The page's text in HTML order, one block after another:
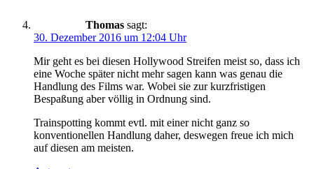
Thomas sagt:
30. Dezember 2016 um 12:04 Uhr
Mir geht es bei diesen Hollywood Streifen meist so, dass ich
eine Woche später nicht mehr sagen kann was genau die
Handlung des Films war. Wobei sie zur kurzfristigen
Bespaßung aber völlig in Ordnung sind.
Trainspotting kommt evtl. mit einer nicht ganz so
konventionellen Handlung daher, deswegen freue ich mich
auf diesen am meisten.